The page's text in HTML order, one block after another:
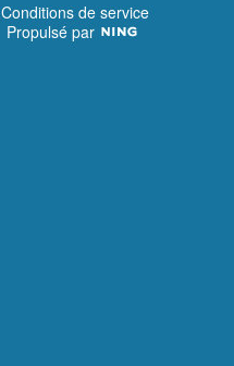
Conditions de service
Propulsé par